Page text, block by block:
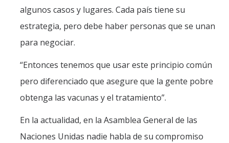
algunos casos y lugares. Cada país tiene su
estrategia, pero debe haber personas que se unan
para negociar.
“Entonces tenemos que usar este principio común
pero diferenciado que asegure que la gente pobre
obtenga las vacunas y el tratamiento”.
En la actualidad, en la Asamblea General de las
Naciones Unidas nadie habla de su compromiso